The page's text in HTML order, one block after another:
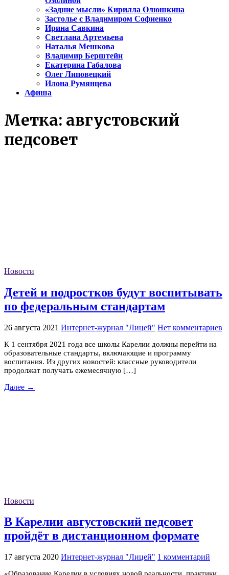
«Задние мысли» Кирилла Олюшкина
Застолье с Владимиром Софиенко
Ирина Савкина
Светлана Артемьева
Наталья Мешкова
Владимир Берштейн
Екатерина Габалова
Олег Липовецкий
Илона Румянцева
Афиша
Метка: августовский
педсовет
Новости
Детей и подростков будут воспитывать
по федеральным стандартам
26 августа 2021 Интернет-журнал "Лицей" Нет комментариев
К 1 сентября 2021 года все школы Карелии должны перейти на
образовательные стандарты, включающие и программу
воспитания. Из других новостей: классные руководители
продолжат получать ежемесячную […]
Далее →
Новости
В Карелии августовский педсовет
пройдёт в дистанционном формате
17 августа 2020 Интернет-журнал "Лицей" 1 комментарий